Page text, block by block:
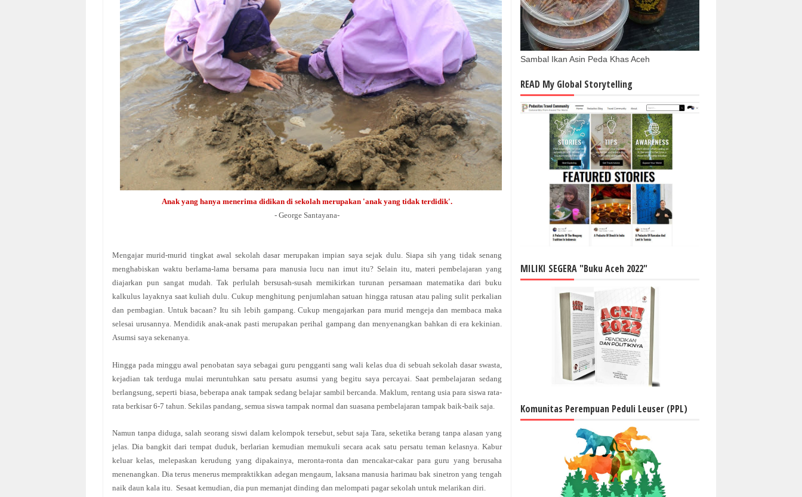
Anak yang hanya menerima didikan di sekolah merupakan 'anak yang tidak terdidik'.
- George Santayana-
Mengajar murid-murid tingkat awal sekolah dasar merupakan impian saya sejak dulu. Siapa sih yang tidak senang
menghabiskan waktu berlama-lama bersama para manusia lucu nan imut itu? Selain itu, materi pembelajaran yang
diajarkan pun sangat mudah. Tak perlulah bersusah-susah memikirkan turunan persamaan matematika dari buku
kalkulus layaknya saat kuliah dulu. Cukup menghitung penjumlahan satuan hingga ratusan atau paling sulit perkalian
dan pembagian. Untuk bacaan? Itu sih lebih gampang. Cukup mengajarkan para murid mengeja dan membaca maka
selesai urusannya. Mendidik anak-anak pasti merupakan perihal gampang dan menyenangkan bahkan di era kekinian.
Asumsi saya sekenanya.
Hingga pada minggu awal penobatansaya sebagai guru pengganti sang wali kelas dua di sebuah sekolah dasar swasta,
kejadian tak terduga mulai meruntuhkan satu persatu asumsi yang begitu saya percayai. Saat pembelajaran sedang
berlangsung, seperti biasa, beberapa anak tampak sedang belajar sambil bercanda. Maklum, rentang usia para siswa rata-
rata berkisar 6-7 tahun. Sekilas pandang, semua siswa tampak normal dan suasana pembelajaran tampak baik-baik saja.
Namun tanpa diduga, salah seorang siswi dalam kelompok tersebut, sebut saja Tara, seketika berang tanpa alasan yang
jelas. Dia bangkit dari tempat duduk, berlarian kemudian memukuli secara acak satu persatu teman kelasnya. Kabur
keluar kelas, melepaskan kerudung yang dipakainya, meronta-ronta dan mencakar-cakar para guru yang berusaha
menenangkan. Dia terus menerus mempraktikkan adegan mengaum, laksana manusia harimau bak sinetron yang tengah
naik daun kala itu. Sesaat kemudian, dia pun memanjat dinding dan melompati pagar sekolah untuk melarikan diri.
Sambal Ikan Asin Peda Khas Aceh
READ My Global Storytelling
MILIKI SEGERA "Buku Aceh 2022"
Komunitas Perempuan Peduli Leuser (PPL)